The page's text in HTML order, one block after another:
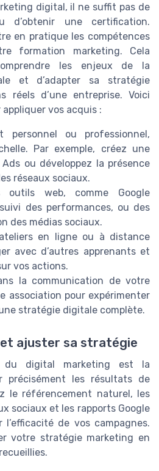
digital, il ne suffit pas de
d’obtenir une certification.
en pratique les compétences
formation marketing. Cela
les enjeux de la
et d’adapter sa stratégie
réels d’une entreprise. Voici
vos acquis :
personnel ou professionnel,
Par exemple, créez une
ou développez la présence
réseaux sociaux.
outils web, comme Google
des performances, ou des
des médias sociaux.
en ligne ou à distance
avec d’autres apprenants et
vos actions.
la communication de votre
association pour expérimenter
stratégie digitale complète.
et ajuster sa stratégie
du digital marketing est la
précisément les résultats de
le référencement naturel, les
sociaux et les rapports Google
de vos campagnes.
votre stratégie marketing en